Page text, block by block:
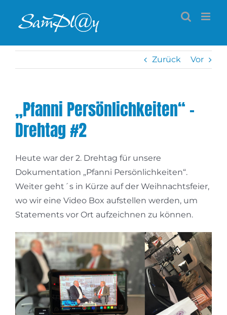
Inhalt
Zurück Vor
„Pfanni Persönlichkeiten“ –
Drehtag #2
Heute war der 2. Drehtag für unsere
Dokumentation „Pfanni Persönlichkeiten“.
Weiter geht´s in Kürze auf der Weihnachtsfeier,
wo wir eine Video Box aufstellen werden, um
Statements vor Ort aufzeichnen zu können.